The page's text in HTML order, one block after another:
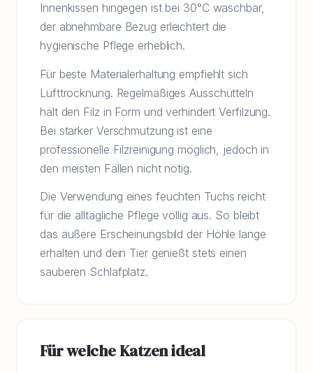
Innenkissen hingegen ist bei 30°C waschbar,
der abnehmbare Bezug erleichtert die
hygienische Pflege erheblich.
Für beste Materialerhaltung empfiehlt sich
Lufttrocknung. Regelmäßiges Ausschütteln
hält den Filz in Form und verhindert Verfilzung.
Bei starker Verschmutzung ist eine
professionelle Filzreinigung möglich, jedoch in
den meisten Fällen nicht nötig.
Die Verwendung eines feuchten Tuchs reicht
für die alltägliche Pflege völlig aus. So bleibt
das äußere Erscheinungsbild der Höhle lange
erhalten und dein Tier genießt stets einen
sauberen Schlafplatz.
Für welche Katzen ideal